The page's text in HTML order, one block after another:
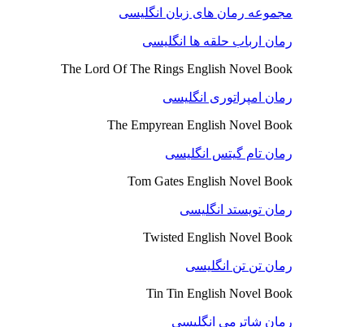
مجموعه رمان های زبان انگلیسی
رمان ارباب حلقه ها انگلیسی
The Lord Of The Rings English Novel Book
رمان امپراتوری انگلیسی
The Empyrean English Novel Book
رمان تام گیتس انگلیسی
Tom Gates English Novel Book
رمان تویستد انگلیسی
Twisted English Novel Book
رمان تن تن انگلیسی
Tin Tin English Novel Book
رمان شاترمی انگلیسی